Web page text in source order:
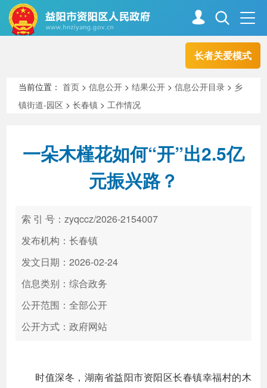
长者关爱模式
走进资阳
新闻中心 解读回应
政务服务
高效办成一件事
当前位置：首页 >信息公开 >结果公开 >信息公开目录 > 乡
镇街道-园区 >长春镇 >工作情况
一朵木槿花如何“开”出2.5亿
元振兴路？
索 引 号：zyqccz/2026-2154007
发布机构：长春镇
发文日期：2026-02-24
信息类别：综合政务
公开范围：全部公开
公开方式：政府网站
时值深冬，湖南省益阳市资阳区长春镇幸福村的木